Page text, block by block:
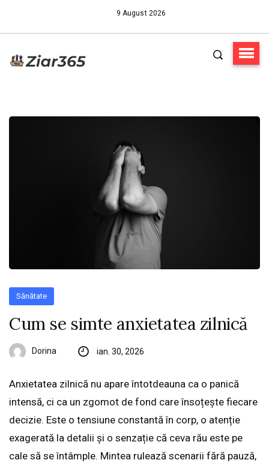
9 August 2026
Sănătate
Cum se simte anxietatea zilnică
Dorina ian. 30, 2026
Anxietatea zilnică nu apare întotdeauna ca o panică
intensă, ci ca un zgomot de fond care însoțește fiecare
decizie. Este o tensiune constantă în corp, o atenție
exagerată la detalii și o senzație că ceva rău este pe
cale să se întâmple. Mintea rulează scenarii fără pauză,